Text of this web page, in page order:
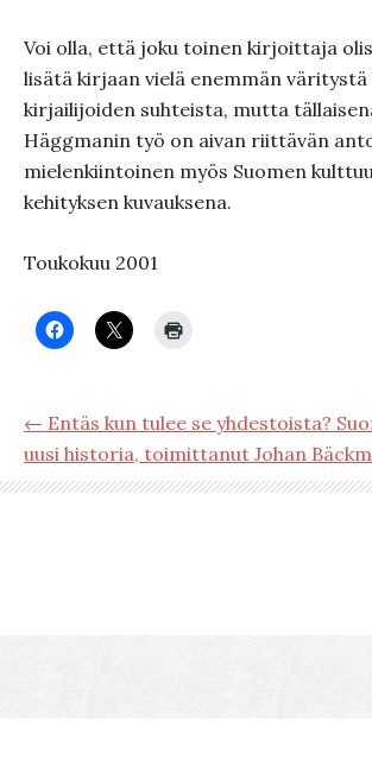
Voi olla, että joku toinen kirjoittaja
lisätä kirjaan vielä enemmän
kirjailijoiden suhteista, mutta
Häggmanin työ on aivan riittävän
mielenkiintoinen myös Suomen
kehityksen kuvauksena.
Toukokuu 2001
← Entäs kun tulee se yhdestoista?
uusi historia, toimittanut Johan